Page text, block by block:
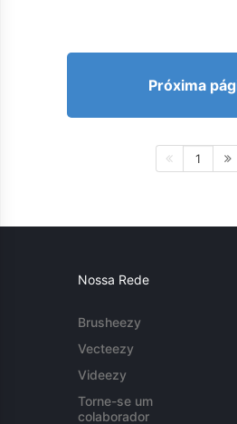
Próxima
1
Nossa Rede
Brusheezy
Vecteezy
Videezy
Torne-se um
colaborador